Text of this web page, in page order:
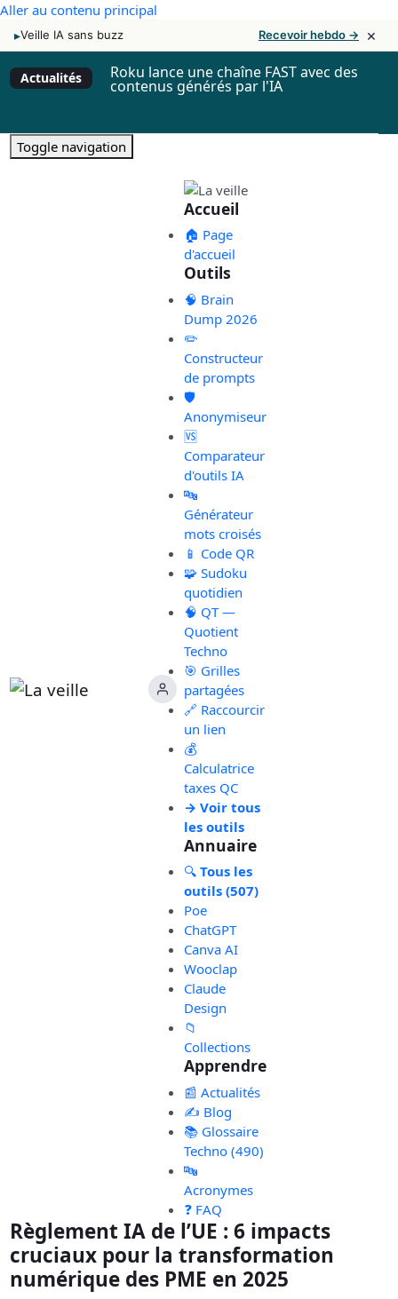
Aller au contenu principal
▸Veille IA sans buzz Recevoir hebdo → ×
Actualités Roku lance une chaîne FAST avec des
contenus générés par l'IA
Toggle navigation
Accueil
🏠 Page
d'accueil
Outils
🧠 Brain
Dump 2026
✏️
Constructeur
de prompts
🛡️
Anonymiseur
🆚
Comparateur
d'outils IA
🔤
Générateur
mots croisés
📱 Code QR
🧩 Sudoku
quotidien
🧠 QT —
Quotient
Techno
🎯 Grilles
partagées
🔗 Raccourcir
un lien
💰
Calculatrice
taxes QC
→ Voir tous
les outils
Annuaire
🔍 Tous les
outils (507)
Poe
ChatGPT
Canva AI
Wooclap
Claude
Design
📁
Collections
Apprendre
📰 Actualités
✍️ Blog
📚 Glossaire
Techno (490)
🔤
Acronymes
❓ FAQ
Règlement IA de l’UE : 6 impacts
cruciaux pour la transformation
numérique des PME en 2025